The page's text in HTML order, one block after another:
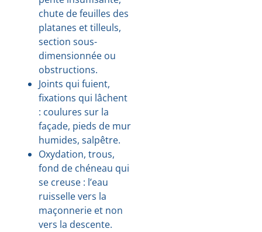
chute de feuilles des
platanes et tilleuls,
section sous-
dimensionnée ou
obstructions.
Joints qui fuient,
fixations qui lâchent
: coulures sur la
façade, pieds de mur
humides, salpêtre.
Oxydation, trous,
fond de chéneau qui
se creuse : l’eau
ruisselle vers la
maçonnerie et non
vers la descente.